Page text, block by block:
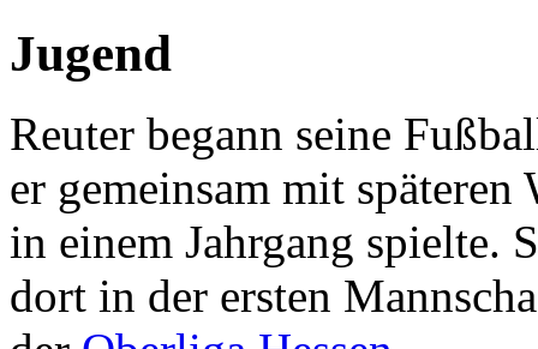
Jugend
Reuter begann seine
er gemeinsam mit
in einem Jahrgang spielte.
dort in der ersten